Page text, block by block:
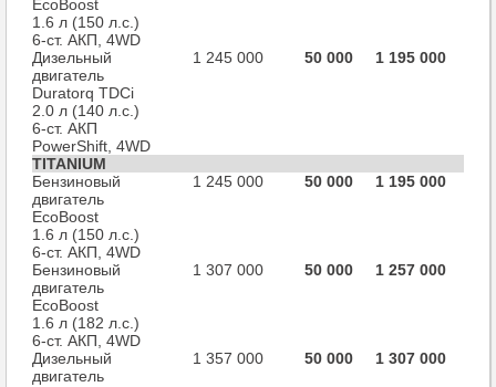
EcoBoost
1.6 л (150 л.с.)
6-ст. AКП, 4WD
Дизельный
двигатель
Duratorq TDCi
2.0 л (140 л.с.)
6-ст. АКП
PowerShift, 4WD
1 245 000 50 000 1 195 000
TITANIUM
Бензиновый
двигатель
EcoBoost
1.6 л (150 л.с.)
6-ст. АКП, 4WD
1 245 000 50 000 1 195 000
Бензиновый
двигатель
EcoBoost
1.6 л (182 л.с.)
6-ст. АКП, 4WD
1 307 000 50 000 1 257 000
Дизельный
двигатель
1 357 000 50 000 1 307 000